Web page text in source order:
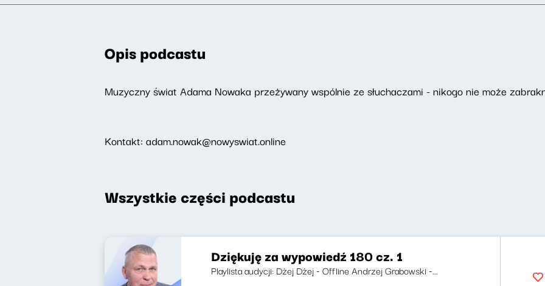
Opis podcastu
Muzyczny świat Adama Nowaka przeżywany wspólnie ze słuchaczami - nikogo nie może
Kontakt: adam.nowak@nowyswiat.online
Wszystkie części podcastu
Dziękuję za wypowiedź 180 cz. 1
Playlista audycji: Dżej Dżej - Offline Andrzej Grabowski -...